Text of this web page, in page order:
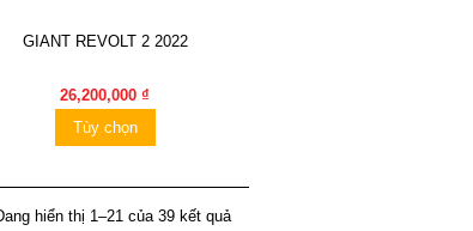
GIANT REVOLT 2 2022
26,200,000 ₫
Tùy chọn
hiển thị 1–21 của 39 kết quả